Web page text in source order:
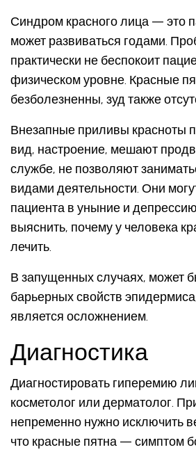
Синдром красного лица — это
может развиваться годами.
практически не беспокоит
физическом уровне. Красные
безболезненны, зуд также
Внезапные приливы красноты
вид, настроение, мешают
службе, не позволяют
видами деятельности. Они
пациента в уныние и
выяснить, почему у человека
лечить.
В запущенных случаях, может
барьерных свойств
является осложнением.
Диагностика
Диагностировать гиперемию
косметолог или дерматолог.
непременно нужно исключить
что красные пятна — симптом